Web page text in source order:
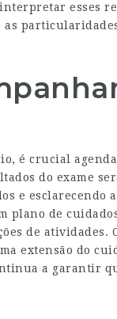
esses
é crucial
do exame
e esclarecendo
plano de
de atividades.
extensão do
a garantir